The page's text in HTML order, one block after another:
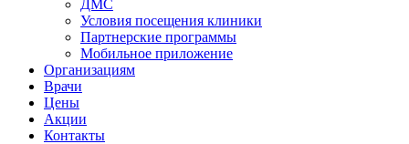
ДМС
Условия посещения клиники
Партнерские программы
Мобильное приложение
Организациям
Врачи
Цены
Акции
Контакты